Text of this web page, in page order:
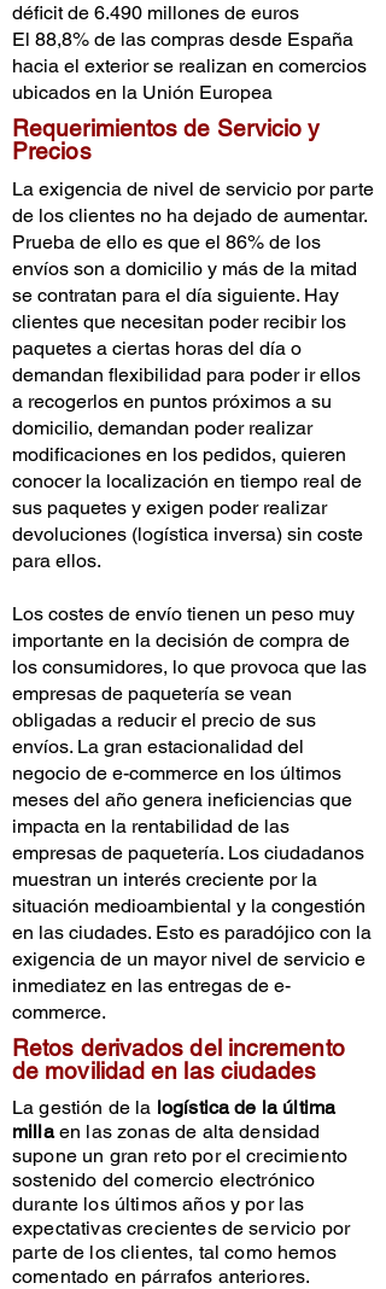
déficit de 6.490 millones de euros
El 88,8% de las compras desde España
hacia el exterior se realizan en comercios
ubicados en la Unión Europea
Requerimientos de Servicio y
Precios
La exigencia de nivel de servicio por parte
de los clientes no ha dejado de aumentar.
Prueba de ello es que el 86% de los
envíos son a domicilio y más de la mitad
se contratan para el día siguiente. Hay
clientes que necesitan poder recibir los
paquetes a ciertas horas del día o
demandan flexibilidad para poder ir ellos
a recogerlos en puntos próximos a su
domicilio, demandan poder realizar
modificaciones en los pedidos, quieren
conocer la localización en tiempo real de
sus paquetes y exigen poder realizar
devoluciones (logística inversa) sin coste
para ellos.
Los costes de envío tienen un peso muy
importante en la decisión de compra de
los consumidores, lo que provoca que las
empresas de paquetería se vean
obligadas a reducir el precio de sus
envíos. La gran estacionalidad del
negocio de e-commerce en los últimos
meses del año genera ineficiencias que
impacta en la rentabilidad de las
empresas de paquetería. Los ciudadanos
muestran un interés creciente por la
situación medioambiental y la congestión
en las ciudades. Esto es paradójico con la
exigencia de un mayor nivel de servicio e
inmediatez en las entregas de e-
commerce.
Retos derivados del incremento
de movilidad en las ciudades
La gestión de la logística de la última
millaen las zonas de alta densidad
supone un gran reto por el crecimiento
sostenido del comercio electrónico
durante los últimos años y por las
expectativas crecientes de servicio por
parte de los clientes, tal como hemos
comentado en párrafos anteriores.